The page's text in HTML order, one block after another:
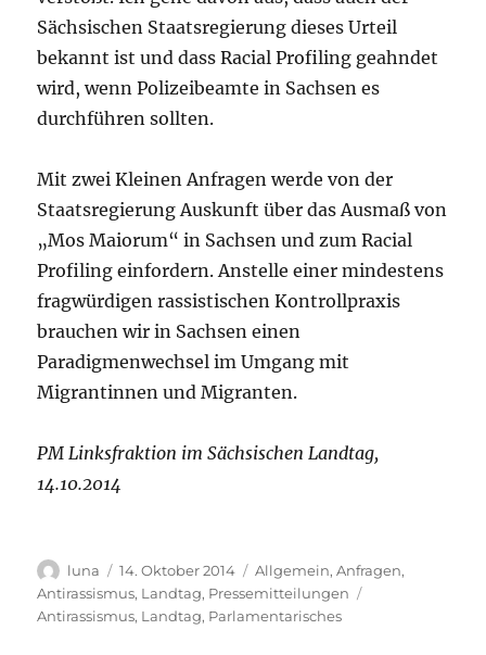
Sächsischen Staatsregierung dieses Urteil
bekannt ist und dass Racial Profiling geahndet
wird, wenn Polizeibeamte in Sachsen es
durchführen sollten.
Mit zwei Kleinen Anfragen werde von der
Staatsregierung Auskunft über das Ausmaß von
„Mos Maiorum“ in Sachsen und zum Racial
Profiling einfordern. Anstelle einer mindestens
fragwürdigen rassistischen Kontrollpraxis
brauchen wir in Sachsen einen
Paradigmenwechsel im Umgang mit
Migrantinnen und Migranten.
PM Linksfraktion im Sächsischen Landtag,
14.10.2014
Autor
luna
Veröffentlicht
am
14. Oktober 2014 Kategorien
Allgemein,Anfragen,
Antirassismus, Landtag, Pressemitteilungen
Antirassismus, Landtag, Parlamentarisches